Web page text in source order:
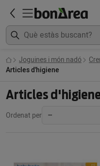
Joguines i món nadó
Articles d'higiene
Articles
Ordenat per